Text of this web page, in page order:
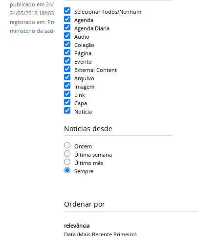
Selecionar Todos/Nenhum
Agenda
Agenda Diaria
Audio
Coleção
Página
Evento
External Content
Arquivo
Imagem
Link
Capa
Notícia
Notícias desde
Ontem
Última semana
Último mês
Sempre
Ordenar por
relevância
Data (mais Recente Primeiro)
publicado em 24/05/2018
24/05/2018 18h03
registrado em: Prevenção ao Suicídio
ministério da saúde